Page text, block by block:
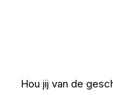
Hou jij van de